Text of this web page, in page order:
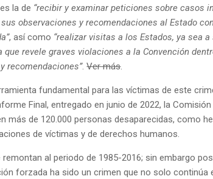
la de “recibir y examinar peticiones sobre casos
observaciones y recomendaciones al Estado
, así como “realizar visitas a los Estados, ya sea
revele graves violaciones a la Convención
recomendaciones”.Ver más.
fundamental para las víctimas de este
Final, entregado en junio de 2022, la
más de 120.000 personas desaparecidas, como
de víctimas y de derechos humanos.
al periodo de 1985-2016; sin embargo
forzada ha sido un crimen que no solo continúa